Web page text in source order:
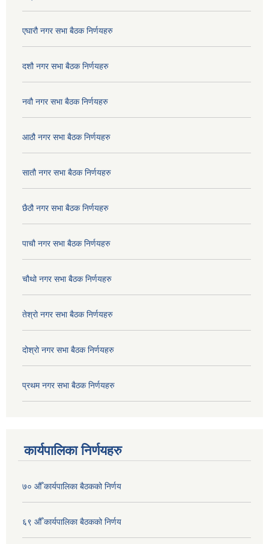
एघारौ नगर सभा बैठक निर्णयहरु
दशौ नगर सभा बैठक निर्णयहरु
नवौ नगर सभा बैठक निर्णयहरु
आठौ नगर सभा बैठक निर्णयहरु
सातौ नगर सभा बैठक निर्णयहरु
छैठौ नगर सभा बैठक निर्णयहरु
पाचौ नगर सभा बैठक निर्णयहरु
चौथो नगर सभा बैठक निर्णयहरु
तेश्रो नगर सभा बैठक निर्णयहरु
दोश्रो नगर सभा बैठक निर्णयहरु
प्रथम नगर सभा बैठक निर्णयहरु
कार्यपालिका निर्णयहरु
७० औँ कार्यपालिका बैठकको निर्णय
६९ औँ कार्यपालिका बैठकको निर्णय